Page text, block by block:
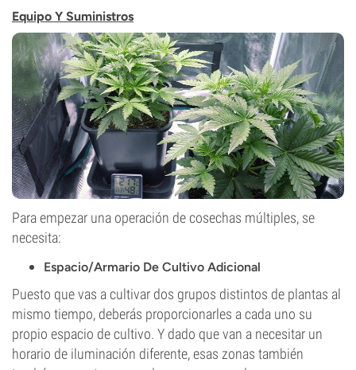
Equipo Y Suministros
Para empezar una operación de cosechas múltiples, se
necesita:
Espacio/Armario De Cultivo Adicional
Puesto que vas a cultivar dos grupos distintos de plantas al
mismo tiempo, deberás proporcionarles a cada uno su
propio espacio de cultivo. Y dado que van a necesitar un
horario de iluminación diferente, esas zonas también